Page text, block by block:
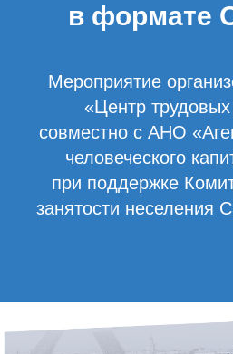
в формате
Мероприятие
«Центр
совместно с АНО
человеческого
при поддержке
занятости неселения